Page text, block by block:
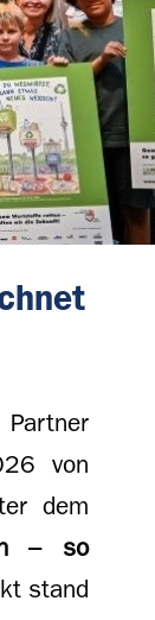
Partner
von
dem
– so
stand